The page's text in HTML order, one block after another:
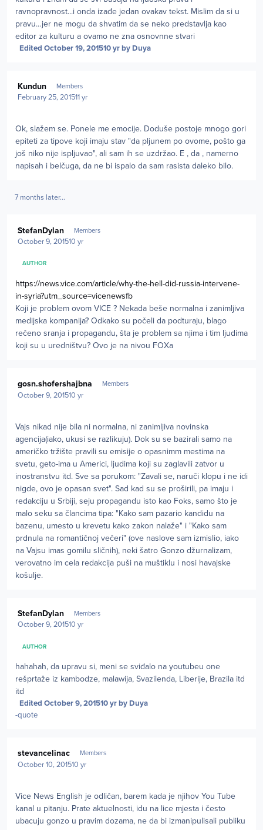
ravnopravnost...i onda izađe jedan ovakav tekst. Mislim da si u
pravu...jer ne mogu da shvatim da se neko predstavlja kao
editor za kulturu a ovamo ne zna osnovnne stvari
Edited October 19, 201510 yrby Duya
Kundun Members
February 25, 201511 yr
Ok, slažem se. Ponele me emocije. Doduše postoje mnogo gori
epiteti za tipove koji imaju stav "da pljunem po ovome, pošto ga
još niko nije ispljuvao", ali sam ih se uzdržao. E , da , namerno
napisah i belčuga, da ne bi ispalo da sam rasista daleko bilo.
7 months later...
StefanDylan Members
October 9, 201510 yr
AUTHOR
https://news.vice.com/article/why-the-hell-did-russia-intervene-
in-syria?utm_source=vicenewsfb
Koji je problem ovom VICE ? Nekada beše normalna i zanimljiva
medijska kompanija? Odkako su počeli da podturaju, blago
rečeno sranja i propagandu, šta je problem sa njima i tim ljudima
koji su u uredništvu? Ovo je na nivou FOXa
gosn.shofershajbna Members
October 9, 201510 yr
Vajs nikad nije bila ni normalna, ni zanimljiva novinska
agencija(iako, ukusi se razlikuju). Dok su se bazirali samo na
američko tržište pravili su emisije o opasnimm mestima na
svetu, geto-ima u Americi, ljudima koji su zaglavili zatvor u
inostranstvu itd. Sve sa porukom: "Zavali se, naruči klopu i ne idi
nigde, ovo je opasan svet". Sad kad su se proširili, pa imaju i
redakciju u Srbiji, seju propagandu isto kao Foks, samo što je
malo seku sa člancima tipa: "Kako sam pazario kandidu na
bazenu, umesto u krevetu kako zakon nalaže" i "Kako sam
prdnula na romantičnoj večeri" (ove naslove sam izmislio, iako
na Vajsu imas gomilu sličnih), neki šatro Gonzo džurnalizam,
verovatno im cela redakcija puši na muštiklu i nosi havajske
košulje.
StefanDylan Members
October 9, 201510 yr
AUTHOR
hahahah, da upravu si, meni se sviđalo na youtubeu one
rešprtaže iz kambodze, malawija, Svazilenda, Liberije, Brazila itd
itd
Edited October 9, 201510 yrby Duya
-quote
stevancelinac Members
October 10, 201510 yr
Vice News English je odličan, barem kada je njihov You Tube
kanal u pitanju. Prate aktuelnosti, idu na lice mjesta i često
ubacuju gonzo u pravim dozama, ne da bi izmanipulisali publiku